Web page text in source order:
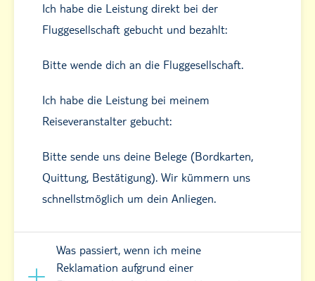
Ich habe die Leistung direkt bei der
Fluggesellschaft gebucht und bezahlt:
Bitte wende dich an die Fluggesellschaft.
Ich habe die Leistung bei meinem
Reiseveranstalter gebucht:
Bitte sende uns deine Belege (Bordkarten,
Quittung, Bestätigung). Wir kümmern uns
schnellstmöglich um dein Anliegen.
Was passiert, wenn ich meine
Reklamation aufgrund einer